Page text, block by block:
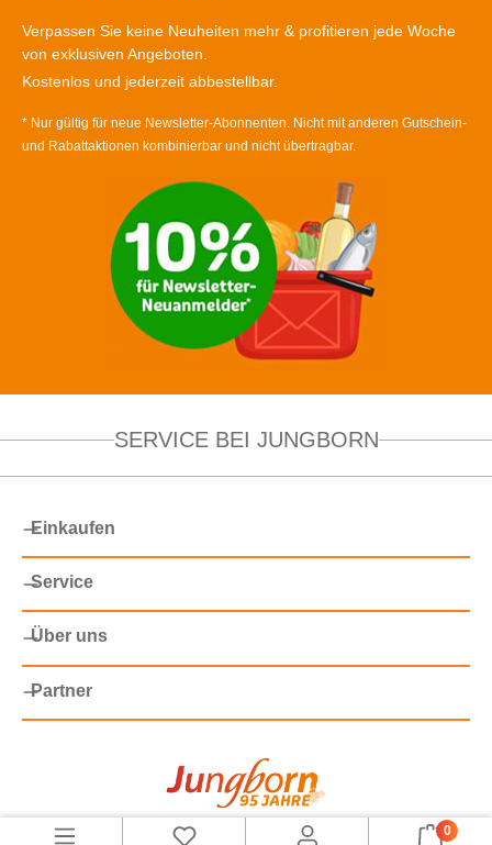
Verpassen Sie keine Neuheiten mehr & profitieren jede Woche
von exklusiven Angeboten.
Kostenlos und jederzeit abbestellbar.
* Nur gültig für neue Newsletter-Abonnenten. Nicht mit anderen Gutschein-
und Rabattaktionen kombinierbar und nicht übertragbar.
SERVICE BEI JUNGBORN
Einkaufen
Service
Über uns
Partner
2026 Versandhaus Jungborn GmbH 0